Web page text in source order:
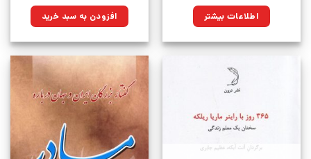
اطلاعات بیشتر ۳۲۵,۰۰۰تومان
بود.
۲۴۵,۳۷۵تومان. افزودن به سبد خرید